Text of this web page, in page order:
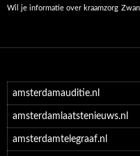
Wil je informatie over kraamzorg
amsterdamauditie.nl
amsterdamlaatstenieuws.nl
amsterdamtelegraaf.nl